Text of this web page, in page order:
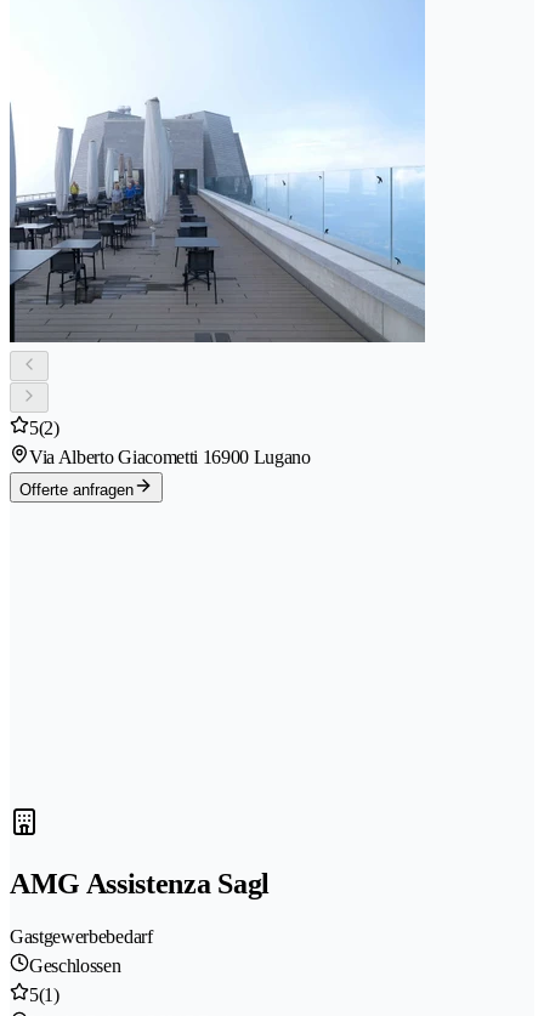
5(2)
Via Alberto Giacometti 16900 Lugano
Offerte anfragen
AMG Assistenza Sagl
Gastgewerbebedarf
Geschlossen
5(1)